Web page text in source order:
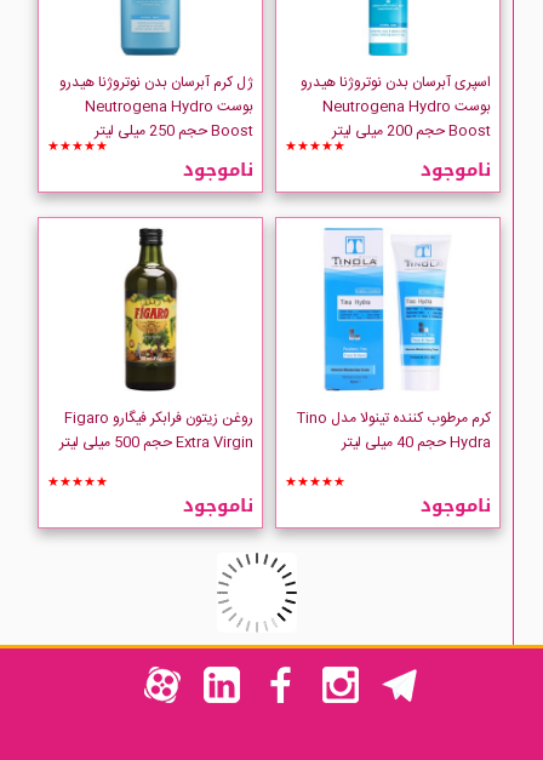
اسپری آبرسان بدن نوتروژنا هیدرو
بوست Neutrogena Hydro
Boost حجم 200 میلی لیتر
★★★★★
ناموجود
ژل کرم آبرسان بدن نوتروژنا هیدرو
بوست Neutrogena Hydro
Boost حجم 250 میلی لیتر
★★★★★
ناموجود
کرم مرطوب کننده تینولا مدل Tino
Hydra حجم 40 میلی لیتر
★★★★★
ناموجود
روغن زیتون فرابکر فیگارو Figaro
Extra Virgin حجم 500 میلی لیتر
★★★★★
ناموجود